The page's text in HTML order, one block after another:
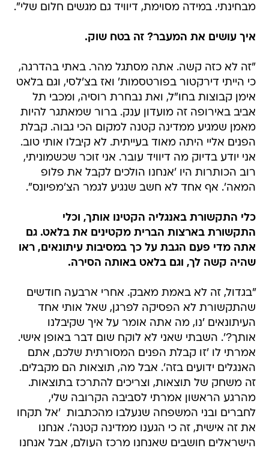
מבחינתי. במידה מסוימת, דיוויד גם מגשים חלום שלי".
איך עושים את המעבר? זה בטח שוק.
"זה לא כזה קשה. אתה מסתגל מהר. באתי בהדרגה,
כי הייתי דירקטור בפורטסמות' ואז בצ'לסי, וגם בלאט
אימן קבוצות בחו"ל, ואת נבחרת רוסיה, ומכבי תל
אביב באירופה זה מועדון ענק. ברור שמאתגר להיות
מאמן שמגיע ממדינה קטנה למקום הכי גבוה. קבלת
הפנים אליי היתה מאוד בעייתית. לא קיבלו אותי טוב.
אני יודע בדיוק מה דיוויד עובר. אני זוכר שכשמוניתי,
רוב הכותרות היו 'אנחנו הולכים לקבל את פלופ
המאה'. אף אחד לא חשב שנגיע לגמר הצ'מפיונס".
כלי התקשורת באנגליה הקטינו אותך, וכלי
התקשורת בארצות הברית מקטינים את בלאט. גם
אתה מדי פעם הגבת על כך במסיבות עיתונאים, ראו
שהיה קשה לך, וגם בלאט באותה הסירה.
"בגדול, זה לא באמת מאבק. אחרי ארבעה חודשים
שהתקשורת לא הפסיקה לפרגן, שאל אותי אחד
העיתונאים 'נו, מה אתה אומר על איך שקיבלנו
אותך?'. השבתי שאני לא לוקח שום דבר באופן אישי.
אמרתי לו 'זו קבלת הפנים המסורתית שלכם, אתם
האנגלים ידועים בזה'. אבל מה, תוצאות הם מקבלים.
זה משחק של תוצאות, וצריכים להתרכז בתוצאות.
מהרגע הראשון אמרתי לסביבה הקרובה שלי,
לחברים ובני המשפחה שנעלבו מהכתבות  'אל תקחו
את זה אישית, זה כי הגענו ממדינה קטנה'. אנחנו
הישראלים חושבים שאנחנו מרכז העולם, אבל אנחנו